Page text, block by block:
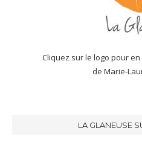
Cliquez sur le logo pour
de Marie-
LA GLANEUSE